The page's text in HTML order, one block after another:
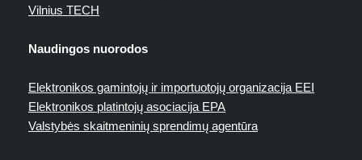
Vilnius TECH
Naudingos nuorodos
Elektronikos gamintojų ir importuotojų organizacija EEI
Elektronikos platintojų asociacija EPA
Valstybės skaitmeninių sprendimų agentūra